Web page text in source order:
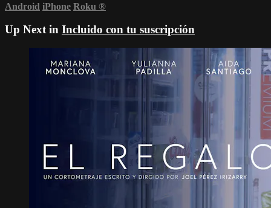
Android iPhone Roku ®
Up Next in Incluido con tu suscripción